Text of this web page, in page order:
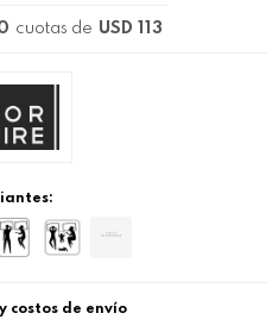
cuotas de USD 113
costos de envío